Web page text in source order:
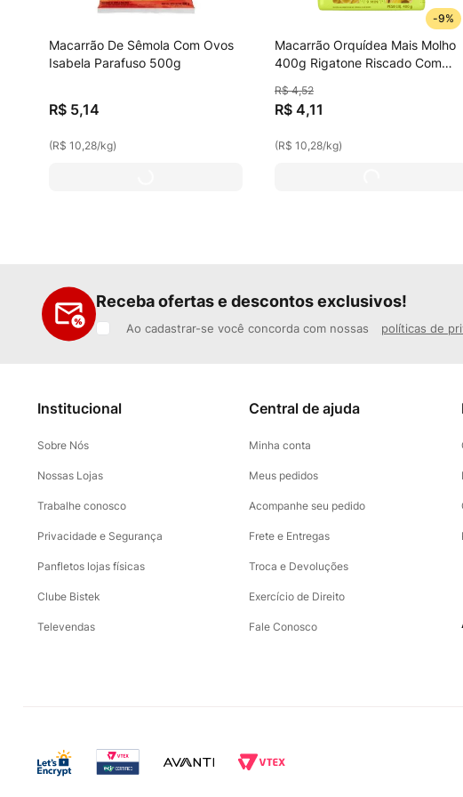
Macarrão De Sêmola Com Ovos
Isabela Parafuso 500g
R$ 5,14
(R$ 10,28/kg)
-9%
Macarrão Orquídea Mais Molho
400g Rigatone Riscado Com
Gaiolas
R$ 4,52
R$ 4,11
(R$ 10,28/kg)
Receba ofertas e descontos exclusivos!
Ao cadastrar-se você concorda com nossas políticas de
Institucional
Sobre Nós
Nossas Lojas
Trabalhe conosco
Privacidade e Segurança
Panfletos lojas físicas
Clube Bistek
Televendas
Central de ajuda
Minha conta
Meus pedidos
Acompanhe seu pedido
Frete e Entregas
Troca e Devoluções
Exercício de Direito
Fale Conosco